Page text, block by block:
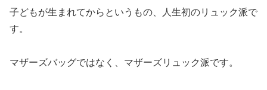
子どもが生まれてからというもの、人生初のリュック派で
す。
マザーズバッグではなく、マザーズリュック派です。